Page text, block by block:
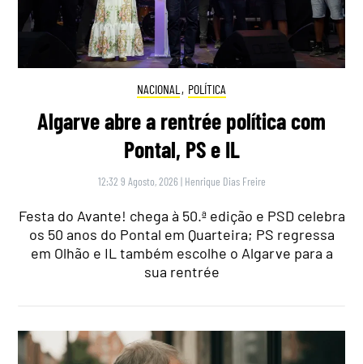
NACIONAL , POLÍTICA
Algarve abre a rentrée política com
Pontal, PS e IL
12:32 9 Agosto, 2026 | Henrique Dias Freire
Festa do Avante! chega à 50.ª edição e PSD celebra
os 50 anos do Pontal em Quarteira; PS regressa
em Olhão e IL também escolhe o Algarve para a
sua rentrée